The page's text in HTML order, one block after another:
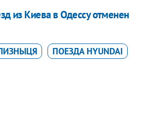
из Киева в Одессу отменен
ПОЕЗДА HYUNDAI